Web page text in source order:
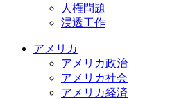
人権問題
浸透工作
アメリカ
アメリカ政治
アメリカ社会
アメリカ経済